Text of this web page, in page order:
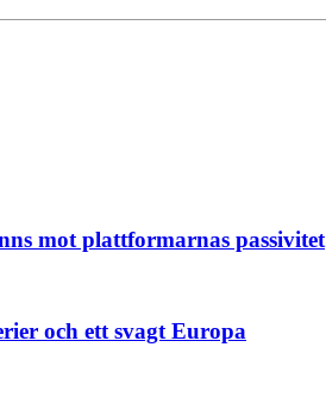
mot plattformarnas passivitet
och ett svagt Europa